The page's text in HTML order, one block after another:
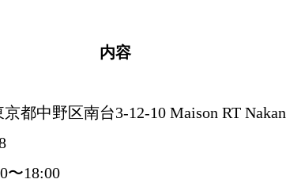
内容
京都中野区南台3-12-10 Maison RT
18:00